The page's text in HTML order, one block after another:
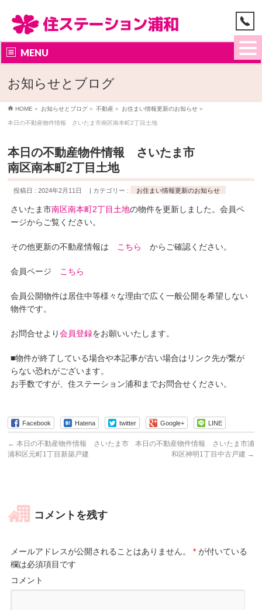
MENU
お知らせとブログ
HOME » お知らせとブログ » 不動産 » お住まい情報更新のお知らせ »
本日の不動産物件情報 さいたま市南区南本町2丁目土地
本日の不動産物件情報 さいたま市
南区南本町2丁目土地
投稿日 : 2024年2月11日 カテゴリー : お住まい情報更新のお知らせ
さいたま市南区南本町2丁目土地の物件を更新しました。会員ペ
ージからご覧ください。
その他更新の不動産情報は こちら からご確認ください。
会員ページ こちら
会員公開物件は居住中等様々な理由で広く一般公開を希望しない
物件です。
お問合せより会員登録をお願いいたします。
■物件が終了している場合や本記事が古い場合はリンク先が繋が
らない恐れがございます。
お手数ですが、住ステーション浦和までお問合せください。
Facebook Hatena twitter Google+ LINE
← 本日の不動産物件情報 さいたま市
浦和区元町1丁目新築戸建
本日の不動産物件情報 さいたま市浦
和区神明1丁目中古戸建 →
コメントを残す
メールアドレスが公開されることはありません。 * が付いている
欄は必須項目です
コメント